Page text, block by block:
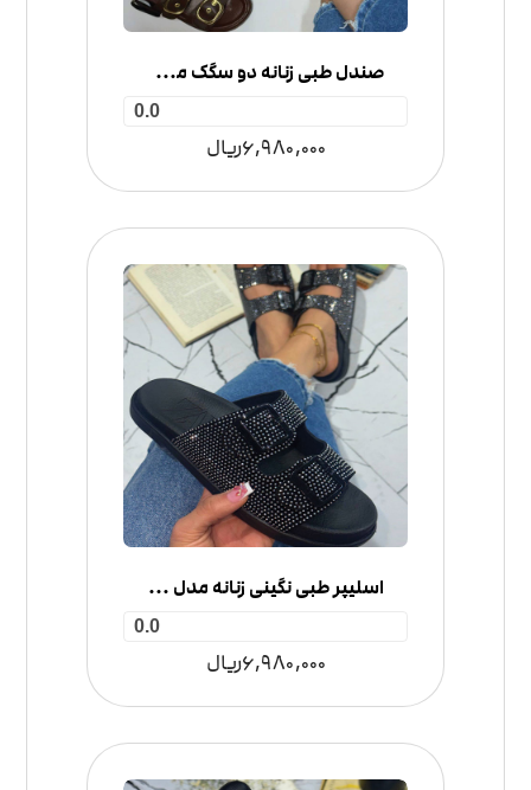
صندل طبی زنانه دو سگک مدل کمربندی
0.0
6,980,000ریال
اسلیپر طبی نگینی زنانه مدل 2 سگک
0.0
6,980,000ریال